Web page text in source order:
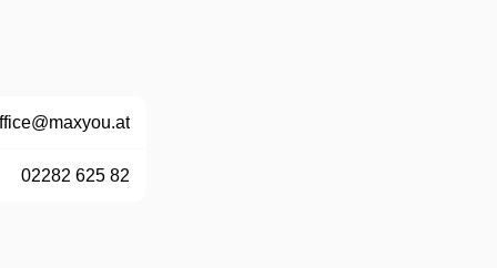
02282 625 82